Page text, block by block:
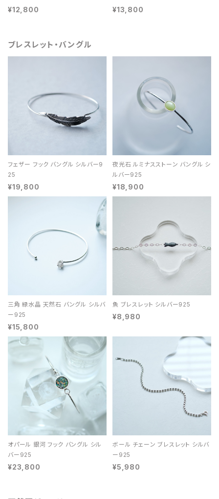
¥12,800 ¥13,800
ブレスレット・バングル
フェザー フック バングル シルバー9
25
¥19,800
夜光石 ルミナスストーン バングル シ
ルバー925
¥18,900
三角 緑水晶 天然石 バングル シルバ
ー925
¥15,800
魚 ブレスレット シルバー925
¥8,980
オパール 銀河 フック バングル シル
バー925
¥23,800
ボール チェーン ブレスレット シルバ
ー925
¥5,980